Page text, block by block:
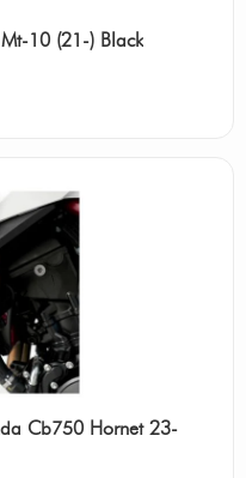
10 (21-) Black
Cb750 Hornet 23-